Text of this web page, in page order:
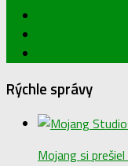
Rýchle správy
Mojang si